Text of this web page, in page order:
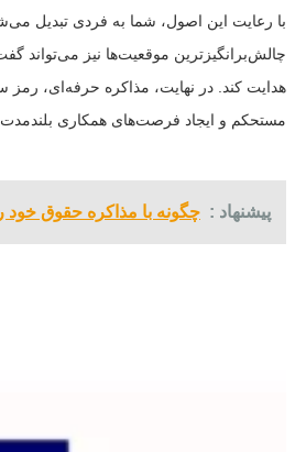
با رعایت این اصول، شما به فردی تبدیل
چالش‌برانگیزترین موقعیت‌ها نیز می‌تواند
هدایت کند. در نهایت، مذاکره حرفه‌ای، رمز
مستحکم و ایجاد فرصت‌های همکاری
پیشنهاد : چگونه با مذاکره حقوق خود